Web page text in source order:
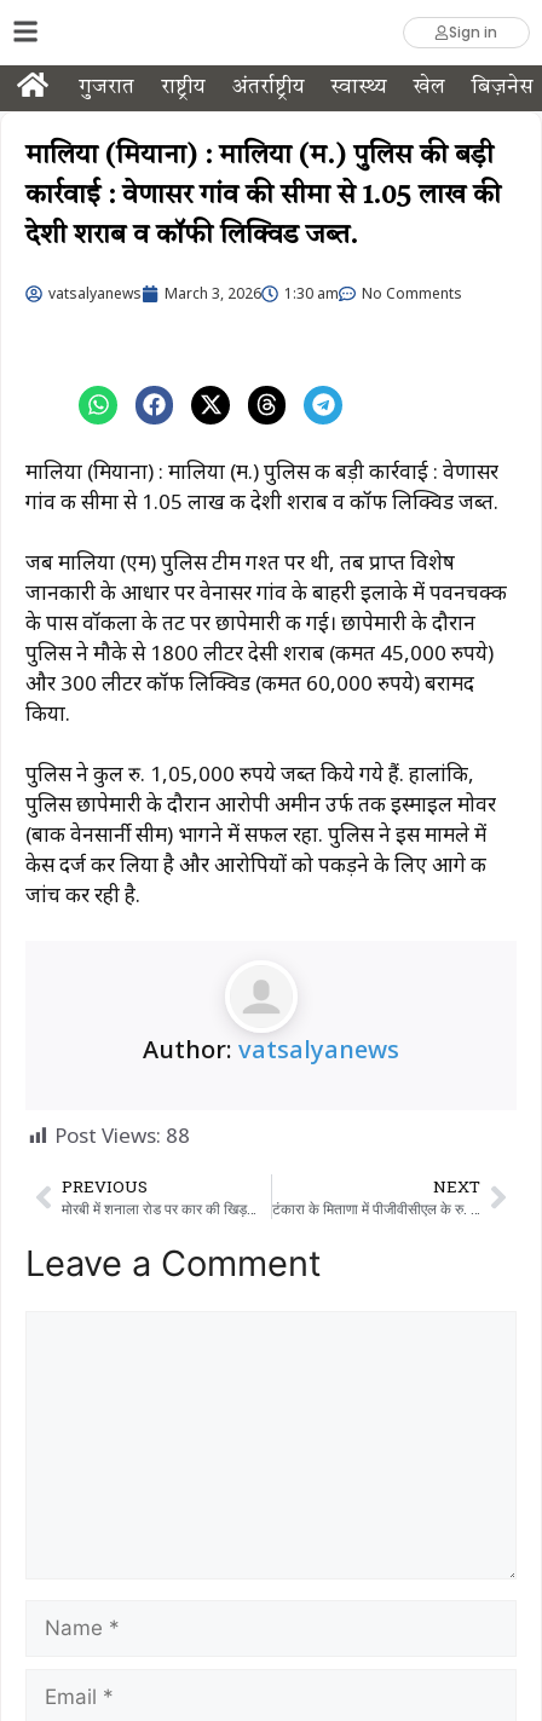
Sign in
गुजरात राष्ट्रीय अंतर्राष्ट्रीय स्वास्थ्य खेल बिज़नेस
मालिया (मियाना) : मालिया (म.) पुलिस की बड़ी
कार्रवाई : वेणासर गांव की सीमा से 1.05 लाख की
देशी शराब व कॉफी लिक्विड जब्त.
vatsalyanews March 3, 2026 1:30 am No Comments
मालिया (मियाना) : मालिया (म.) पुलिस की बड़ी कार्रवाई : वेणासर
गांव की सीमा से 1.05 लाख की देशी शराब व कॉफी लिक्विड जब्त.
जब मालिया (एम) पुलिस टीम गश्त पर थी, तब प्राप्त विशेष
जानकारी के आधार पर वेनासर गांव के बाहरी इलाके में पवनचक्की
के पास वॉकला के तट पर छापेमारी की गई। छापेमारी के दौरान
पुलिस ने मौके से 1800 लीटर देसी शराब (कीमत 45,000 रुपये)
और 300 लीटर कॉफी लिक्विड (कीमत 60,000 रुपये) बरामद
किया.
पुलिस ने कुल रु. 1,05,000 रुपये जब्त किये गये हैं. हालांकि,
पुलिस छापेमारी के दौरान आरोपी अमीन उर्फ ​​तकी इस्माइल मोवर
(बाकी वेनसार्नी सीम) भागने में सफल रहा. पुलिस ने इस मामले में
केस दर्ज कर लिया है और आरोपियों को पकड़ने के लिए आगे की
जांच कर रही है.
Author: vatsalyanews
Post Views: 88
PREVIOUS
मोरबी में शनाला रोड पर कार की खिड़कियां तोड़ते हुए सीसीटीवी फुटेज में कैद हुए तीन अज्ञात लोगों के खिलाफ पुलिस में शिकायत दर्ज कराई गई है
NEXT
टंकारा के मिताणा में पीजीवीसीएल के रु. 3.95 लाख की तार चोरी
Leave a Comment